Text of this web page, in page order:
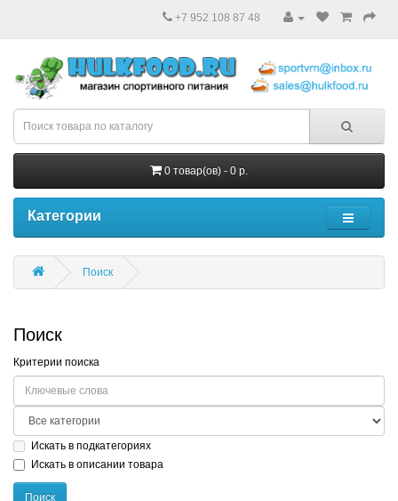
+7 952 108 87 48
0 товар(ов) - 0 р.
Категории
Поиск
Поиск
Критерии поиска
Искать в подкатегориях
Искать в описании товара